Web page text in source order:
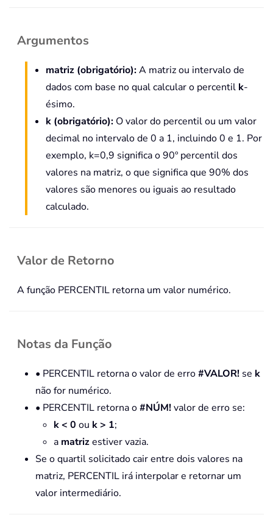
Argumentos
matriz (obrigatório):A matriz ou intervalo de
dados com base no qual calcular o percentil k-
ésimo.
k (obrigatório): O valor do percentil ou um valor
decimal no intervalo de 0 a 1, incluindo 0 e 1. Por
exemplo, k=0,9 significa o 90º percentil dos
valores na matriz, o que significa que 90% dos
valores são menores ou iguais ao resultado
calculado.
Valor de Retorno
A função PERCENTIL retorna um valor numérico.
Notas da Função
• PERCENTIL retorna o valor de erro#VALOR! se k
não for numérico.
• PERCENTIL retorna o#NÚM!valor de erro se:
k < 0 ou k > 1;
a matrizestiver vazia.
Se o quartil solicitado cair entre dois valores na
matriz, PERCENTIL irá interpolar e retornar um
valor intermediário.